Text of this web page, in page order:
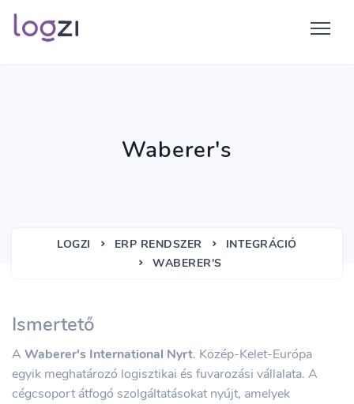
Waberer's
LOGZI ERP RENDSZER
INTEGRÁCIÓ
WABERER'S
Ismertető
A Waberer's International Nyrt. Közép-Kelet-Európa
egyik meghatározó logisztikai és fuvarozási vállalata. A
cégcsoport átfogó szolgáltatásokat nyújt, amelyek